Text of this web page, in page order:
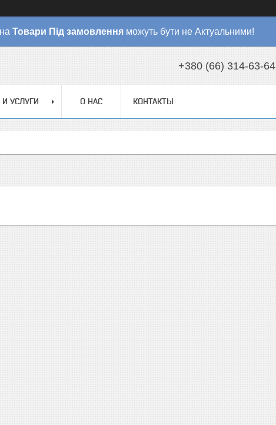
Товари Під замовлення можуть бути не Актуальними!
+380 (66) 314-63-64
УСЛУГИ О НАС КОНТАКТЫ